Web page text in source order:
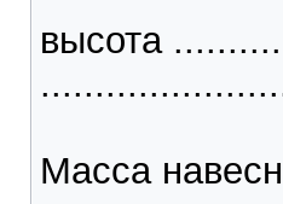
высота
Масса